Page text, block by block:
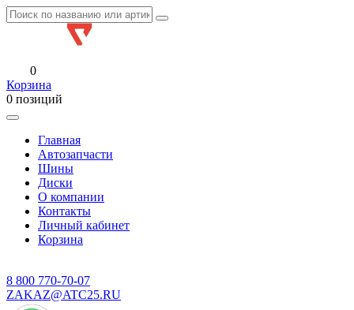
0
Корзина
0 позиций
Главная
Автозапчасти
Шины
Диски
О компании
Контакты
Личный кабинет
Корзина
8 800 770-70-07
ZAKAZ@ATC25.RU